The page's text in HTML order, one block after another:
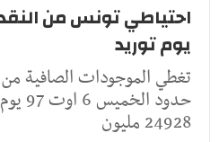
يوم توريد
تغطي الموجودات الصافية من
24928 مليون